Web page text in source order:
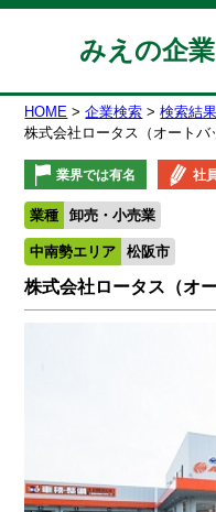
みえの企
HOME 企業検索
検索結
株式会社ロータス（オートバ
業界では有名 社
業種 卸売・小売業
中南勢エリア 松阪市
株式会社ロータス（オ